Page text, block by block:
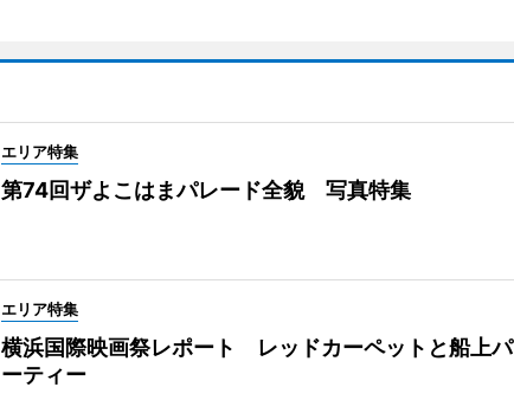
エリア特集
第74回ザよこはまパレード全貌 写真特集
エリア特集
横浜国際映画祭レポート レッドカーペットと船上パ
ーティー